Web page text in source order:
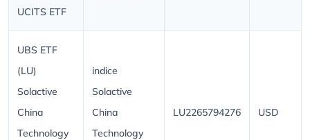
UCITS ETF
UBS ETF
(LU)
Solactive
China
Technology
indice
Solactive
China
Technology
LU2265794276 USD